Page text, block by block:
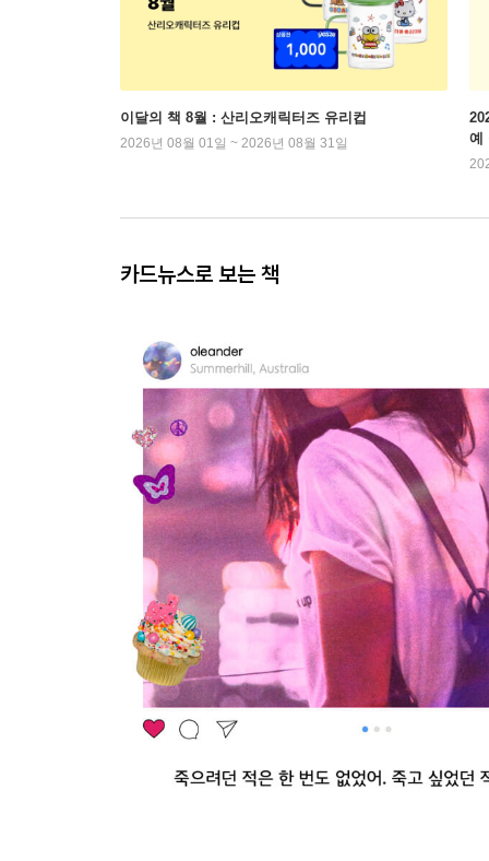
이달의 책 8월 : 산리오캐릭터즈 유리컵
2026년 08월 01일 ~ 2026년 08월 31일
예
카드뉴스로 보는 책